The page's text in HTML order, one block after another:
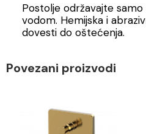
Postolje održavajte
vodom. Hemijska i
dovesti do oštećenja.
Povezani proizvodi